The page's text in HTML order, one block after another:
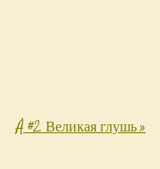
Å #2. Великая глушь»